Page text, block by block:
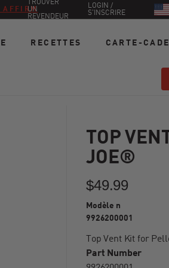
AFFIRM
TROUVER
UN
REVENDEUR
LOGIN /
S'INSCRIRE
RECETTES CARTE-
TOP
JOE®
$49.99
Modèle n
9926200001
Top Vent Kit for
Part Number